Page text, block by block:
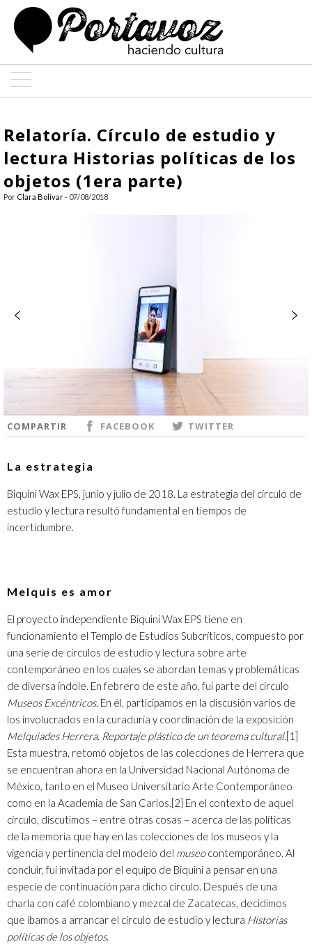
ARQUITECTURA
DISEÑO
Relatoría. Círculo de estudio y
lectura Historias políticas de los
objetos (1era parte)
Por Clara Bolívar- 07/08/2018
COMPARTIR FACEBOOK TWITTER
La estrategia
Biquini Wax EPS, junio y julio de 2018. La estrategia del círculo de
estudio y lectura resultó fundamental en tiempos de
incertidumbre.
Melquis es amor
El proyecto independiente Biquini Wax EPS tiene en
funcionamiento el Templo de Estudios Subcríticos, compuesto por
una serie de círculos de estudio y lectura sobre arte
contemporáneo en los cuales se abordan temas y problemáticas
de diversa índole. En febrero de este año, fui parte del círculo
Museos Excéntricos. En él, participamos en la discusión varios de
los involucrados en la curaduría y coordinación de la exposición
Melquiades Herrera. Reportaje plástico de un teorema cultural.[1]
Esta muestra, retomó objetos de las colecciones de Herrera que
se encuentran ahora en la Universidad Nacional Autónoma de
México, tanto en el Museo Universitario Arte Contemporáneo
como en la Academia de San Carlos.[2] En el contexto de aquel
círculo, discutimos – entre otras cosas – acerca de las políticas
de la memoria que hay en las colecciones de los museos y la
vigencia y pertinencia del modelo del museocontemporáneo. Al
concluir, fui invitada por el equipo de Biquini a pensar en una
especie de continuación para dicho círculo. Después de una
charla con café colombiano y mezcal de Zacatecas, decidimos
que íbamos a arrancar el círculo de estudio y lectura Historias
políticas de los objetos.